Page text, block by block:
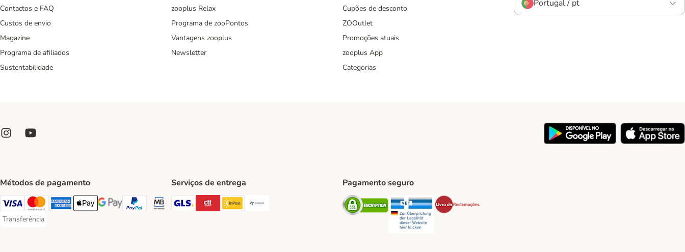
Contactos e FAQ
Custos de envio
Magazine
Programa de afiliados
Sustentabilidade
zooplus Relax
Programa de zooPontos
Vantagens zooplus
Newsletter
Cupões de desconto
ZOOutlet
Promoções atuais
zooplus App
Categorias
Portugal / pt
Métodos de pagamento
Visa Payment Method
Mastercard Payment Method
American Express Payment Method
Apple Pay Payment Method
Google Pay Payment Method
PayPal Payment Method
Multibanco Payment Method
Transferência
Transferência Payment Method
Serviços de entrega
GLS Shipping Method
CTTExpress Shipping Method
InPost Shipping Method
Paack Shipping Method
Pagamento seguro
Security Security